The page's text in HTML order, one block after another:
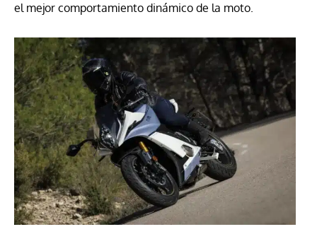
el mejor comportamiento dinámico de la moto.